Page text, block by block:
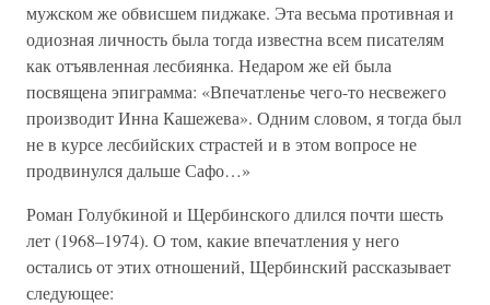
мужском же обвисшем пиджаке. Эта весьма противная и
одиозная личность была тогда известна всем писателям
как отъявленная лесбиянка. Недаром же ей была
посвящена эпиграмма: «Впечатленье чего-то несвежего
производит Инна Кашежева». Одним словом, я тогда был
не в курсе лесбийских страстей и в этом вопросе не
продвинулся дальше Сафо…»
Роман Голубкиной и Щербинского длился почти шесть
лет (1968–1974). О том, какие впечатления у него
остались от этих отношений, Щербинский рассказывает
следующее: